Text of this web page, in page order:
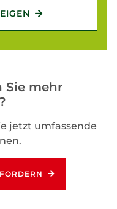
Sie mehr
jetzt umfassende